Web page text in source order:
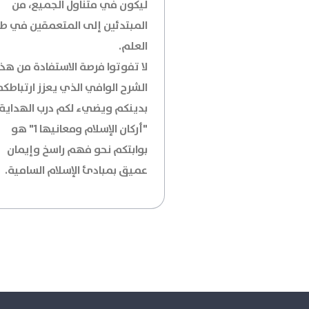
ليكون في متناول الجميع، من
المبتدئين إلى المتعمقين في
العلم.
لا تفوتوا فرصة الاستفادة من
الشرح الوافي الذي يعزز
بدينكم ويضيء لكم درب
"أركان الإسلام ومعانيها 1" هو
بوابتكم نحو فهم راسخ وإيمان
عميق بمبادئ الإسلام السامية.